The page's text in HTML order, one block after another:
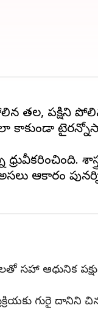
తల, పక్షిని
కాకుండా
ఆకారం
ఆధునిక
గురై దానిని